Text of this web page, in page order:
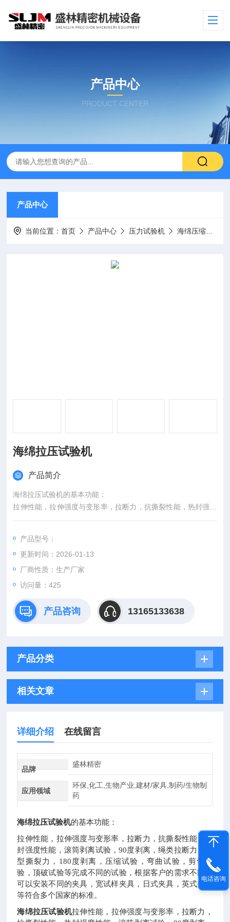
产品中心
PRODUCT CENTER
产品中心
当前位置：首页 产品中心 压力试验机 海绵压缩试验机
海绵拉压试验机
产品简介
海绵拉压试验机的基本功能：
拉伸性能，拉伸强度与变形率，拉断力，抗撕裂性能，热封强度
性能，滚筒剥离试验，90度剥离，绳类拉断力，裤型撕裂力，18
同的试验，根据客户的需求不同，可以安装不同的夹具，宽试样
夹具，日式夹具，英式夹具等符合多个国家的标准。
产品型号：
更新时间：2026-01-13
厂商性质：生产厂家
访问量：425
产品咨询 13165133638
产品分类
相关文章
详细介绍 在线留言
品牌
盛林精密
应用领域
环保,化工,生物产业,建材/家具,制药/生物制
药
海绵拉压试验机的基本功能：
拉伸性能，拉伸强度与变形率，拉断力，抗撕裂性能，热
封强度性能，滚筒剥离试验，90度剥离，绳类拉断力，裤
型撕裂力，180度剥离，压缩试验，弯曲试验，剪切试
验，顶破试验等完成不同的试验，根据客户的需求不同，
可以安装不同的夹具，宽试样夹具，日式夹具，英式夹具
等符合多个国家的标准。
海绵拉压试验机拉伸性能，拉伸强度与变形率，拉断力，
电话咨询